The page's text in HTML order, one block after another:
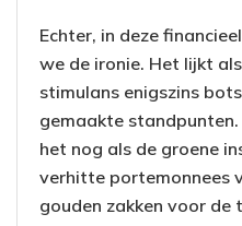
Echter, in deze
we de ironie. Het lijkt
stimulans enigszins
gemaakte
het nog als de groene
verhitte portemonnees
gouden zakken voor de